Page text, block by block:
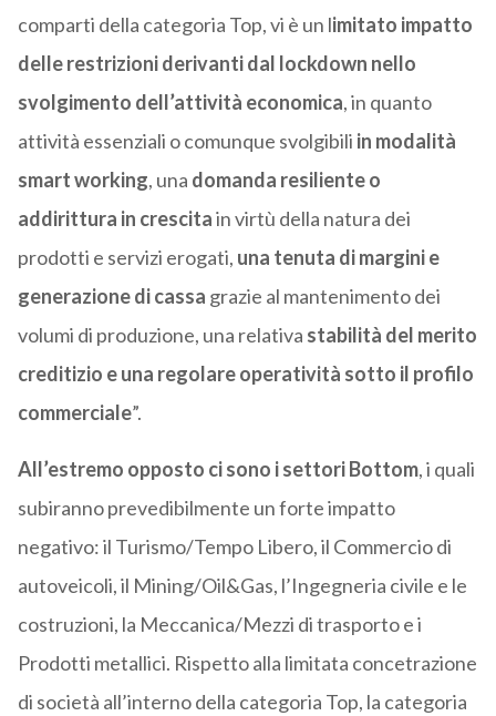
comparti della categoria Top, vi è un limitato impatto
delle restrizioni derivanti dal lockdown nello
svolgimento dell’attività economica, in quanto
attività essenziali o comunque svolgibili in modalità
smart working, una domanda resiliente o
addirittura in crescitain virtù della natura dei
prodotti e servizi erogati, una tenuta di margini e
generazione di cassa grazie al mantenimento dei
volumi di produzione, una relativa stabilità del merito
creditizio e una regolare operatività sotto il profilo
commerciale”.
All’estremo opposto ci sono i settori Bottom, i quali
subiranno prevedibilmente un forte impatto
negativo: il Turismo/Tempo Libero, il Commercio di
autoveicoli, il Mining/Oil&Gas, l’Ingegneria civile e le
costruzioni, la Meccanica/Mezzi di trasporto e i
Prodotti metallici. Rispetto alla limitata concetrazione
di società all’interno della categoria Top, la categoria